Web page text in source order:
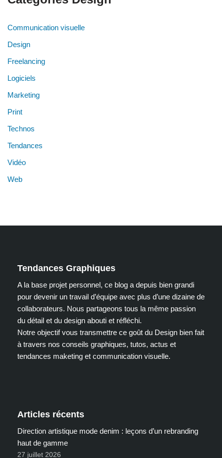
Communication visuelle
Design
Freelancing
Logiciels
Marketing
Print
Technos
Tendances
Vidéo
Web
Tendances Graphiques
A la base projet personnel, ce blog a depuis bien grandi
pour devenir un travail d’équipe avec plus d’une dizaine de
collaborateurs. Nous partageons tous la même passion
du détail et du design abouti et réfléchi.
Notre objectif vous transmettre ce goût du Design bien fait
à travers nos conseils graphiques, tutos, actus et
tendances maketing et communication visuelle.
Articles récents
Direction artistique mode denim : leçons d’un rebranding
haut de gamme
27 juillet 2026